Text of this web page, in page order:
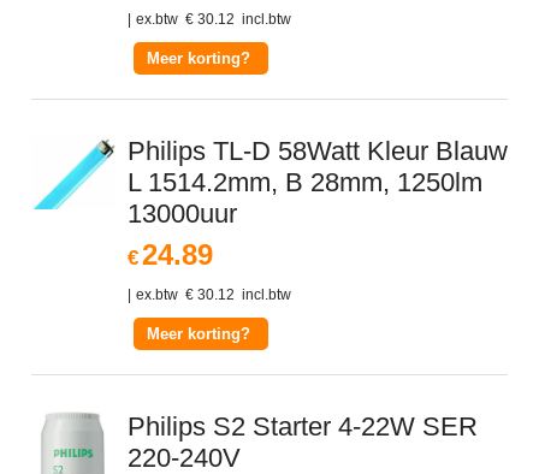
ex.btw € 30.12 incl.btw
Meer korting?
Philips TL-D 58Watt Kleur Blauw
L 1514.2mm, B 28mm, 1250lm
13000uur
€24.89
ex.btw € 30.12 incl.btw
Meer korting?
Philips S2 Starter 4-22W SER
220-240V